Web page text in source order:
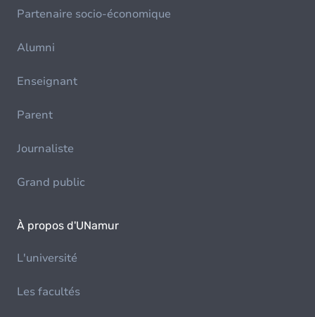
Partenaire socio-économique
Alumni
Enseignant
Parent
Journaliste
Grand public
À propos d'UNamur
L'université
Les facultés